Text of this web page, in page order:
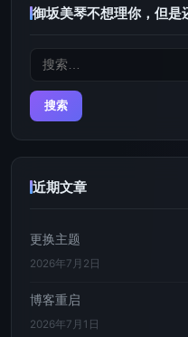
御坂美琴不想理你，但是
搜
近期文章
更换主题
2026年7月2日
博客重启
2026年7月1日